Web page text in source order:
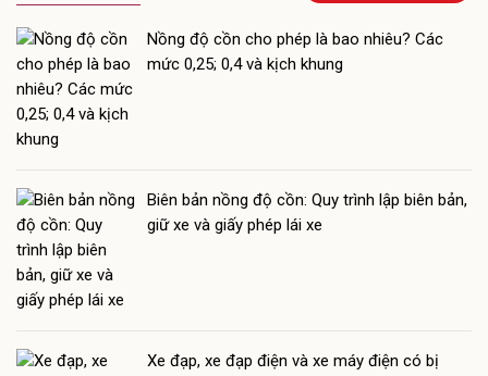
Nồng độ cồn cho phép là bao nhiêu? Các
mức 0,25; 0,4 và kịch khung
Biên bản nồng độ cồn: Quy trình lập biên bản,
giữ xe và giấy phép lái xe
Xe đạp, xe đạp điện và xe máy điện có bị